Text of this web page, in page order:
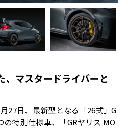
、マスタードライバーと
27日、最新型となる「26式」G
の特別仕様車、「GRヤリス MO